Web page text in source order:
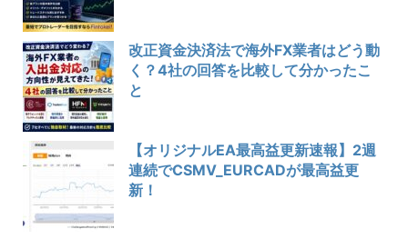
改正資金決済法で海外FX業者はどう動
く？4社の回答を比較して分かったこ
と
【オリジナルEA最高益更新速報】2週
連続でCSMV_EURCADが最高益更
新！